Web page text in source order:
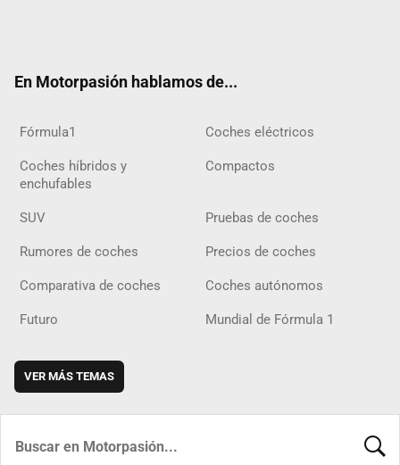
En Motorpasión hablamos de...
Fórmula1 Coches eléctricos
Coches híbridos y
enchufables
Compactos
SUV Pruebas de coches
Rumores de coches Precios de coches
Comparativa de coches Coches autónomos
Futuro Mundial de Fórmula 1
VER MÁS TEMAS